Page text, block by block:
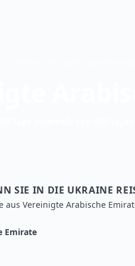
SIE IN DIE UKRAINE
aus Vereinigte Arabische
Emirate